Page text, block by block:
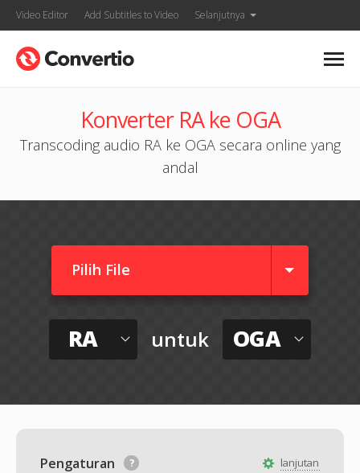
Video Editor Add Subtitles to Video Selanjutnya
Konverter RA ke OGA
Transcoding audio RA ke OGA secara online yang
andal
Pilih File
RA untuk OGA
lanjutan
Pengaturan